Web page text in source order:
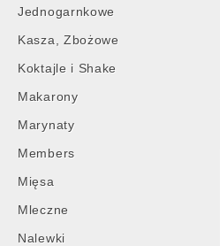
Jednogarnkowe
Kasza, Zbożowe
Koktajle i Shake
Makarony
Marynaty
Members
Mięsa
Mleczne
Nalewki